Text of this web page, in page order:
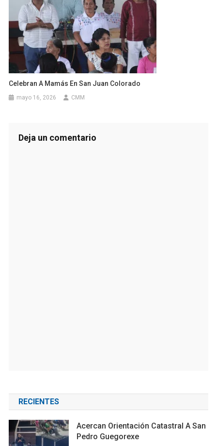
Celebran A Mamás En San Juan Colorado
mayo 16, 2026 CMM
Deja un comentario
RECIENTES
Acercan Orientación Catastral A San
Pedro Guegorexe